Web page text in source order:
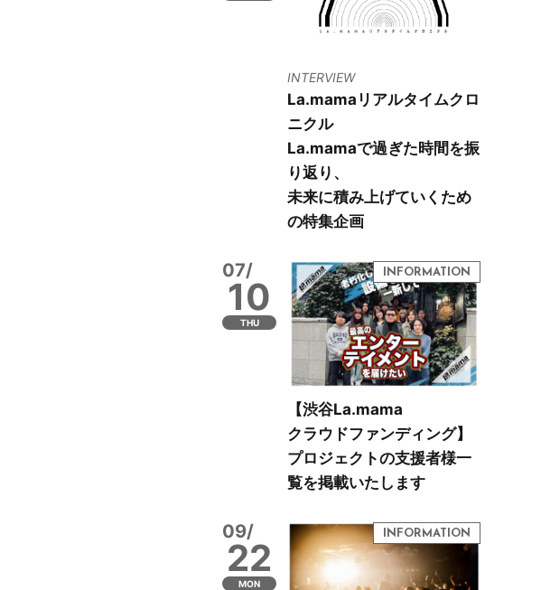
INTERVIEW
La.mamaリアルタイムクロ
ニクル
La.mamaで過ぎた時間を振
り返り、
未来に積み上げていくため
の特集企画
07/
10
THU
【渋谷La.mama
クラウドファンディング】
プロジェクトの支援者様一
覧を掲載いたします
09/
22
MON